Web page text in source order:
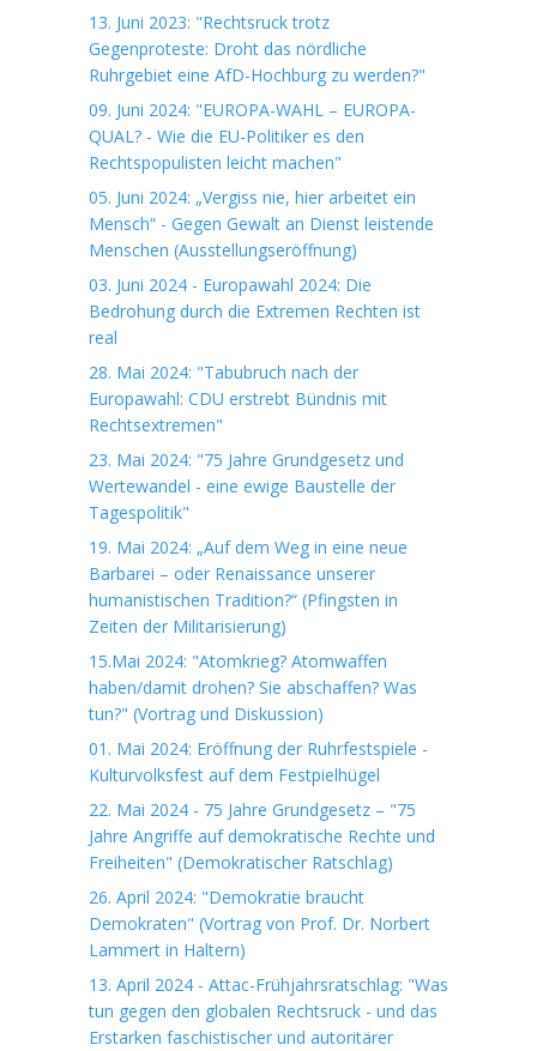
13. Juni 2023: "Rechtsruck trotz
Gegenproteste: Droht das nördliche
Ruhrgebiet eine AfD-Hochburg zu werden?"
09. Juni 2024: "EUROPA-WAHL – EUROPA-
QUAL? - Wie die EU-Politiker es den
Rechtspopulisten leicht machen"
05. Juni 2024: „Vergiss nie, hier arbeitet ein
Mensch“ - Gegen Gewalt an Dienst leistende
Menschen (Ausstellungseröffnung)
03. Juni 2024 - Europawahl 2024: Die
Bedrohung durch die Extremen Rechten ist
real
28. Mai 2024: "Tabubruch nach der
Europawahl: CDU erstrebt Bündnis mit
Rechtsextremen"
23. Mai 2024: "75 Jahre Grundgesetz und
Wertewandel - eine ewige Baustelle der
Tagespolitik"
19. Mai 2024: „Auf dem Weg in eine neue
Barbarei – oder Renaissance unserer
humanistischen Tradition?“ (Pfingsten in
Zeiten der Militarisierung)
15.Mai 2024: "Atomkrieg? Atomwaffen
haben/damit drohen? Sie abschaffen? Was
tun?" (Vortrag und Diskussion)
01. Mai 2024: Eröffnung der Ruhrfestspiele -
Kulturvolksfest auf dem Festpielhügel
22. Mai 2024 - 75 Jahre Grundgesetz – "75
Jahre Angriffe auf demokratische Rechte und
Freiheiten" (Demokratischer Ratschlag)
26. April 2024: "Demokratie braucht
Demokraten" (Vortrag von Prof. Dr. Norbert
Lammert in Haltern)
13. April 2024 - Attac-Frühjahrsratschlag: "Was
tun gegen den globalen Rechtsruck - und das
Erstarken faschistischer und autoritärer